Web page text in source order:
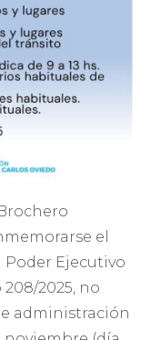
el
Poder Ejecutivo
2025, no
administración